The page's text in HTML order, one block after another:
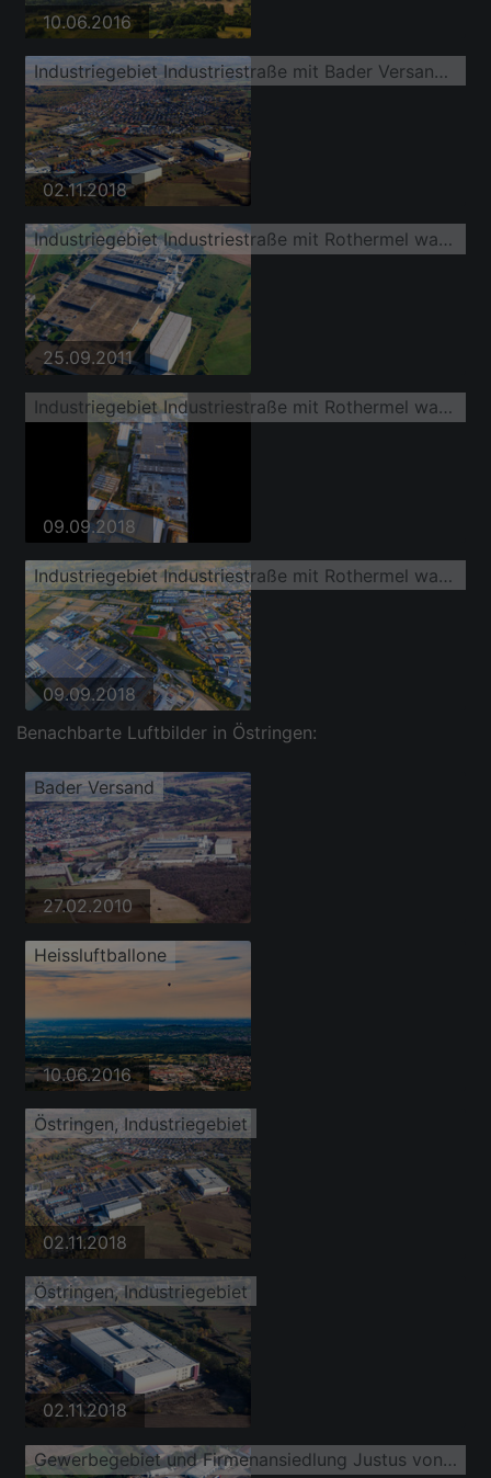
10.06.2016
Industriegebiet Industriestraße mit Bader Versand Zentrum Östringen, Rothermel warehousing services GmbH Logistikzentrum Östringen und Interbran Advanced Materials GmbH
02.11.2018
Industriegebiet Industriestraße mit Rothermel warehousing services GmbH Logistikzentrum Östringen
25.09.2011
Industriegebiet Industriestraße mit Rothermel warehousing services GmbH Logistikzentrum Östringen und Interbran Advanced Materials GmbH
09.09.2018
Industriegebiet Industriestraße mit Rothermel warehousing services GmbH Logistikzentrum Östringen und Interbran Advanced Materials GmbH
09.09.2018
Benachbarte Luftbilder in Östringen:
Bader Versand
27.02.2010
Heissluftballone
10.06.2016
Östringen, Industriegebiet
02.11.2018
Östringen, Industriegebiet
02.11.2018
Gewerbegebiet und Firmenansiedlung Justus von Liebig Straße mit R + K Nutzfahrzeugservice und Essenpreis Haustechnik GmbH